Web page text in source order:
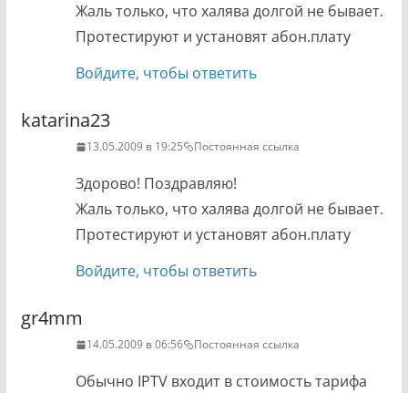
Жаль только, что халява долгой не бывает.
Протестируют и установят абон.плату
Войдите, чтобы ответить
katarina23
13.05.2009 в 19:25 Постоянная ссылка
Здорово! Поздравляю!
Жаль только, что халява долгой не бывает.
Протестируют и установят абон.плату
Войдите, чтобы ответить
gr4mm
14.05.2009 в 06:56 Постоянная ссылка
Обычно IPTV входит в стоимость тарифа